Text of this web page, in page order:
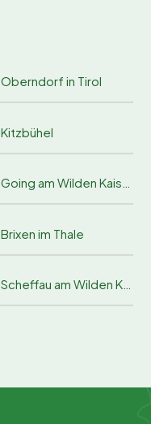
Oberndorf in Tirol
Kitzbühel
Going am Wilden Kaiser
Brixen im Thale
Scheffau am Wilden Kaiser